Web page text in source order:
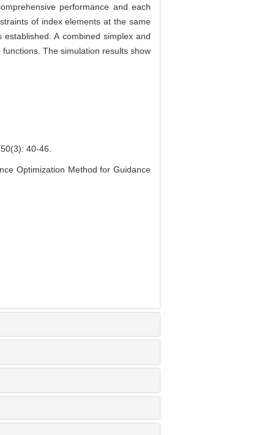
performance and each
of index elements at the same
A combined simplex and
The simulation results show
40-46.
Optimization Method for Guidance